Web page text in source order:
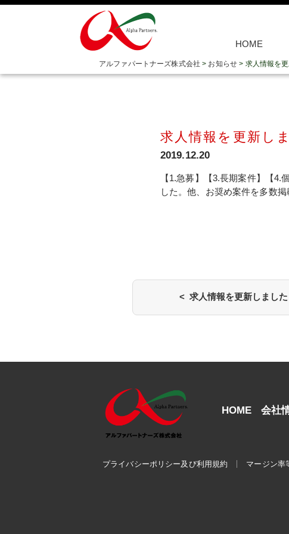
HOME
アルファパートナーズ株式会社 > お知らせ > 求人情報を
求人情報を更新し
2019.12.20
【1.急募】【3.長期案件】【
した。他、お奨め案件を多数
< 求人情報を更新しました
HOME 会社
プライバシーポリシー及び利用規約 マージン率